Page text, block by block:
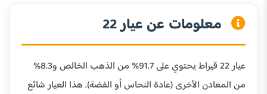
معلومات عن عيار 22
عيار 22 قيراط يحتوي على 91.7% من الذهب الخالص و8.3%
من المعادن الأخرى (عادة النحاس أو الفضة). هذا العيار شائع